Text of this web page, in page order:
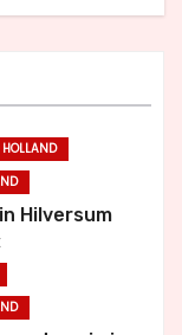
Hilversum